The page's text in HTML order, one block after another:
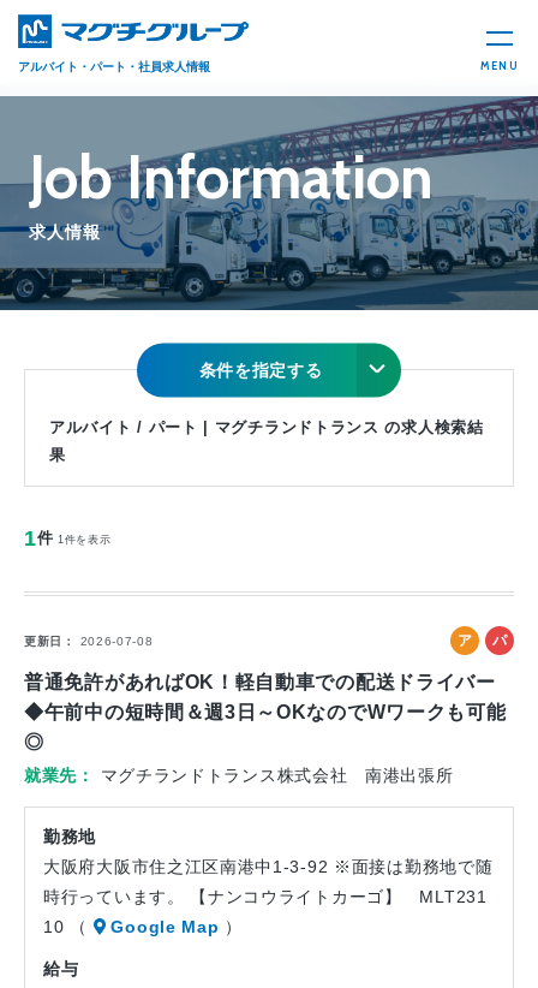
アルバイト・パート・社員求人情報 MENU
Job Information
求人情報
条件を指定する
アルバイト / パート | マグチランドトランス の求人検索結
果
1件 1件を表示
更新日 2026-07-08
ア
イ
パ
ト
普通免許があればOK！軽自動車での配送ドライバー
◆午前中の短時間＆週3日～OKなのでWワークも可能
◎
就業先 マグチランドトランス株式会社 南港出張所
勤務地
大阪府大阪市住之江区南港中1-3-92 ※面接は勤務地で随
時行っています。 【ナンコウライトカーゴ】 MLT231
10 （
Google Map ）
給与